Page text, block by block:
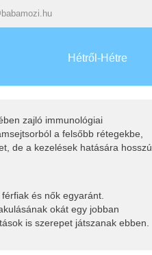
Hétről-Hétre
zajló immunológiai
a felsőbb rétegekbe,
de a kezelések hatására hosszú
és nők egyaránt.
okát egy jobban
is szerepet játszanak ebben.